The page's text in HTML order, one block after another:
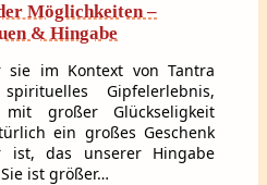
Möglichkeiten –
& Hingabe
sie im Kontext von Tantra
Gipfelerlebnis,
großer Glückseligkeit
ein großes Geschenk
ist, das unserer Hingabe
ist größer…